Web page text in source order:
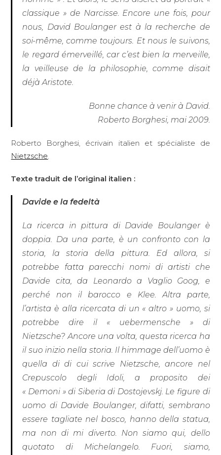
classique » de Narcisse. Encore une fois, pour
nous, David Boulanger est à la recherche de
soi-même, comme toujours. Et nous le suivons,
le regard émerveillé, car c’est bien la merveille,
la veilleuse de la philosophie, comme disait
déjà Aristote.
Bonne chance à venir à David.
Roberto Borghesi, mai 2009.
Roberto Borghesi, écrivain italien et spécialiste de
Nietzsche
Texte traduit de l’original italien :
Davide e la fedeltà
La ricerca in pittura di Davide Boulanger è
doppia. Da una parte, è un confronto con la
storia, la storia della pittura. Ed allora, si
potrebbe fatta parecchi nomi di artisti che
Davide cita, da Leonardo a Vaglio Goog, e
perché non il barocco e Klee. Altra parte,
l’artista è alla ricercata di un « altro » uomo, si
potrebbe dire il « uebermensche » di
Nietzsche? Ancore una volta, questa ricerca ha
il suo inizio nella storia. Il himmage dell’uomo è
quella di di cui scrive Nietzsche, ancore nel
Crepuscolo degli Idoli, a proposito dei
« Demoni » di Siberia di Dostojevskj. Le figure di
uomo di Davide Boulanger, difatti, sembrano
essere tagliate nel bosco, hanno della statua,
ma non di mi diverto. Non siamo qui, dello
quotato di Michelangelo. Fuori, siamo,